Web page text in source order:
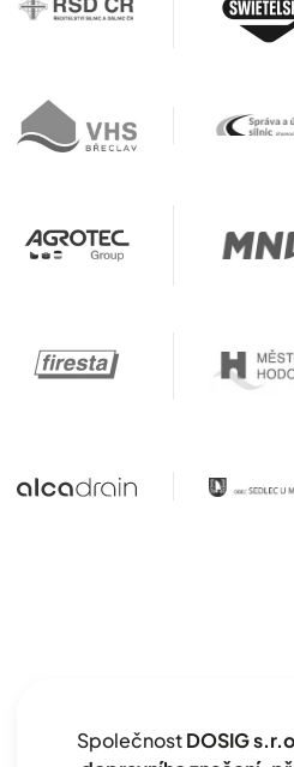
SpolečnostDOSIG